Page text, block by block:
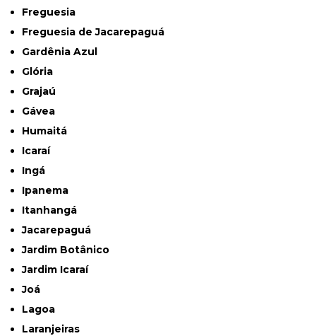
Freguesia
Freguesia de Jacarepaguá
Gardênia Azul
Glória
Grajaú
Gávea
Humaitá
Icaraí
Ingá
Ipanema
Itanhangá
Jacarepaguá
Jardim Botânico
Jardim Icaraí
Joá
Lagoa
Laranjeiras